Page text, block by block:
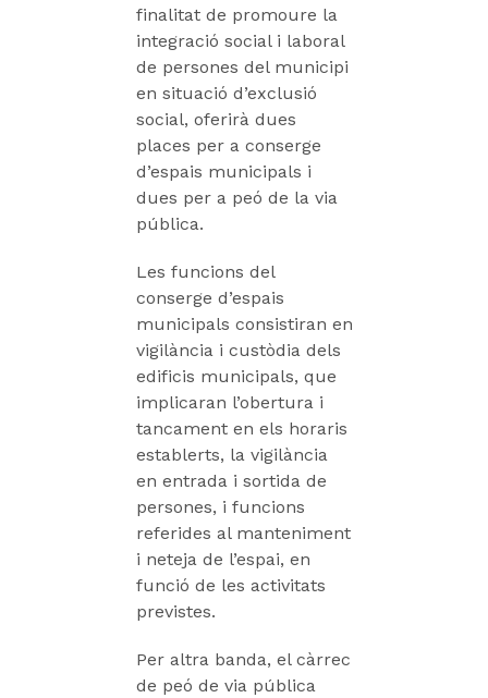
finalitat de promoure la
integració social i laboral
de persones del municipi
en situació d’exclusió
social, oferirà dues
places per a conserge
d’espais municipals i
dues per a peó de la via
pública.
Les funcions del
conserge d’espais
municipals consistiran en
vigilància i custòdia dels
edificis municipals, que
implicaran l’obertura i
tancament en els horaris
establerts, la vigilància
en entrada i sortida de
persones, i funcions
referides al manteniment
i neteja de l’espai, en
funció de les activitats
previstes.
Per altra banda, el càrrec
de peó de via pública